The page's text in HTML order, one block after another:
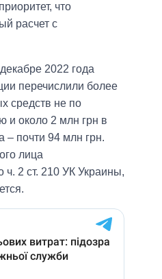
что
расчет с
2022 года
перечислили более
средств не по
и около 2 млн грн в
почти 94 млн грн.
лица
2 ст. 210 УК Украины,